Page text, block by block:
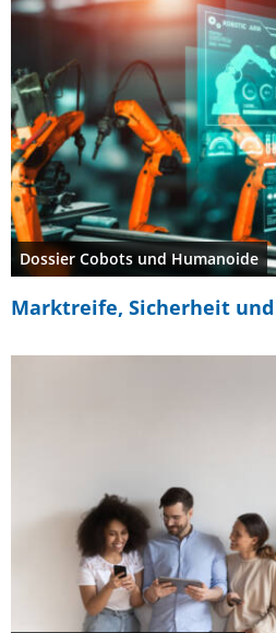
Dossier Cobots und Humanoide
Marktreife, Sicherheit